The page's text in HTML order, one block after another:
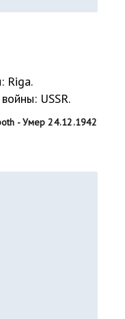
Riga.
USSR.
- Умер 24.12.1942